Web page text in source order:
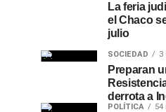
La feria
el Chaco
julio
SOCIEDAD 3
Preparan
derrota a
POLÍTICA 54